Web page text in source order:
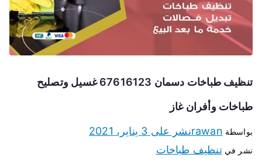
تنظيف طباخات دسمان 67616123 غسيل وتصليح
طباخات وأفران غاز
بواسطة rawanنشر على 3 يناير، 2021
نشر فيتنظيف طباخات